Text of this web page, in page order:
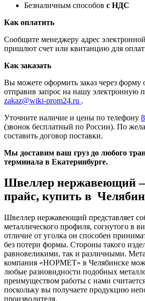
Безналичным способов с НДС
Как оплатить
Сообщите менеджеру адрес
пришлют счет или квитанцию для
Как заказать
Вы можете оформить заказ через форму
отправив запрос на нашу электронную
zakaz@wiki-prom24.ru .
Уточните наличие и цены по телефону
(звонок бесплатный по России). По
составить договор поставки.
Мы доставим ваш груз до любого
терминала в Екатеринбурге.
Швеллер нержавеющий
прайс, купить в
Швеллер нержавеющий представляет
металлического профиля, согнутого в
отличие от уголка он способен
без потери формы. Стороны такого
равновеликими, так и различными.
компания «НОРМЕТ» в Челябинске
любые разновидности подобных
преимуществом работы с нами
поскольку вы получаете продукцию
производителя.